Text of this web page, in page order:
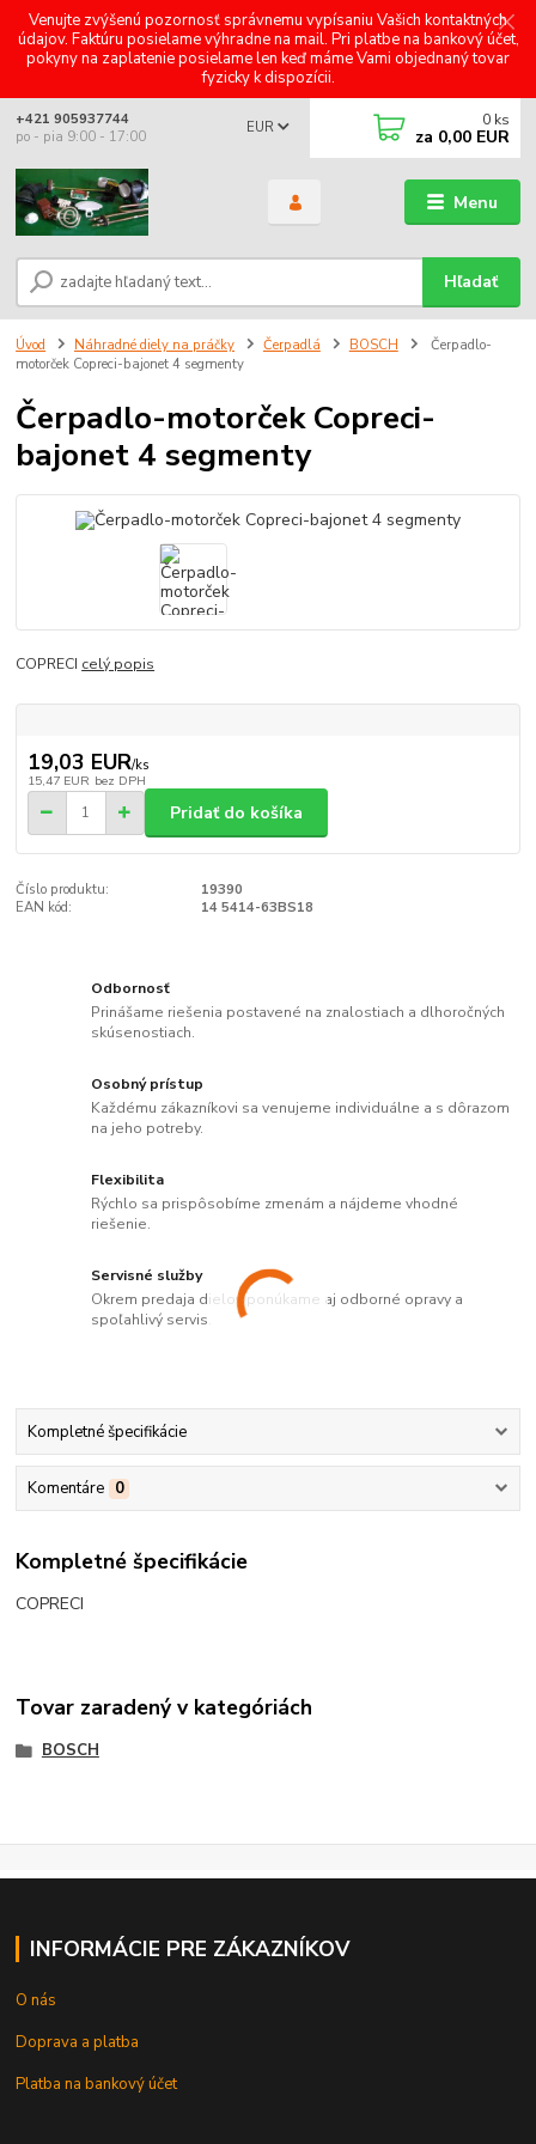
Venujte zvýšenú pozornosť správnemu vypísaniu Vašich kontaktných
údajov. Faktúru posielame výhradne na mail. Pri platbe na bankový účet,
pokyny na zaplatenie posielame len keď máme Vami objednaný tovar
fyzicky k dispozícii.
Menu
EUR
Hľadať
+421 905937744
po - pia 9:00 - 17:00
0 ks
za 0,00 EUR
Úvod Náhradné diely na práčky Čerpadlá BOSCH
Čerpadlo-
motorček Copreci-bajonet 4 segmenty
Čerpadlo-motorček Copreci-
bajonet 4 segmenty
COPRECI celý popis
19,03 EUR/ks
15,47 EUR bez DPH
Pridať do košíka
Číslo produktu:
19390
EAN kód:
14 5414-63BS18
Odbornosť
Prinášame riešenia postavené na znalostiach a dlhoročných
skúsenostiach.
Osobný prístup
Každému zákazníkovi sa venujeme individuálne a s dôrazom
na jeho potreby.
Flexibilita
Rýchlo sa prispôsobíme zmenám a nájdeme vhodné
riešenie.
Servisné služby
Okrem predaja dielov ponúkame aj odborné opravy a
spoľahlivý servis.
Kompletné špecifikácie
Komentáre 0
Kompletné špecifikácie
COPRECI
Tovar zaradený v kategóriách
BOSCH
INFORMÁCIE PRE ZÁKAZNÍKOV
O nás
Doprava a platba
Platba na bankový účet